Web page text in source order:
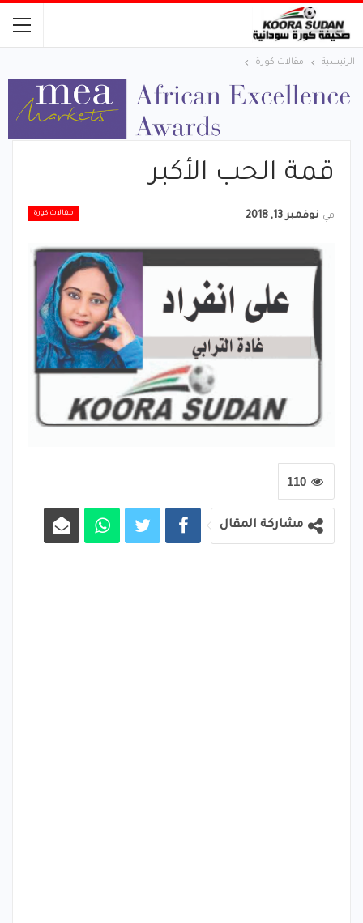
الرئيسية مقالات كورة
قمة الحب الأكبر
مقالات كورة في نوفمبر 13, 2018
110
مشاركة المقال